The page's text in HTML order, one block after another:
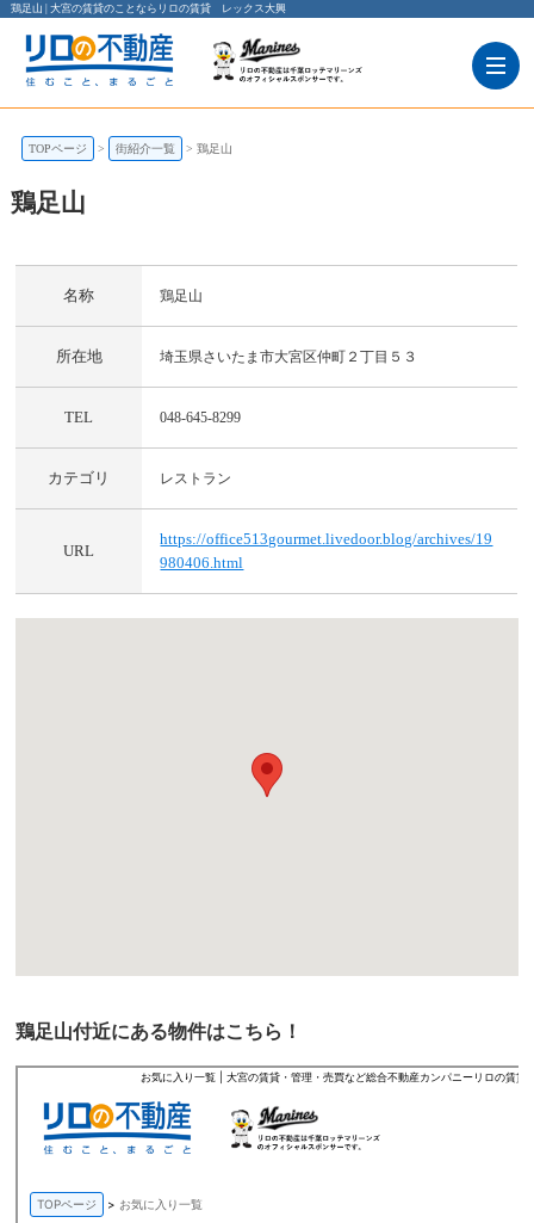
鶏足山 | 大宮の賃貸のことならリロの賃貸 レックス大興
TOPページ 街紹介一覧 鶏足山
鶏足山
埼玉県さいたま市大宮区仲町２丁目５３
名称 鶏足山
所在地 埼玉県さいたま市大宮区仲町２丁目５３
TEL 048-645-8299
カテゴリ レストラン
URL
https://office513gourmet.livedoor.blog/archives/19
980406.html
鶏足山付近にある物件はこちら！